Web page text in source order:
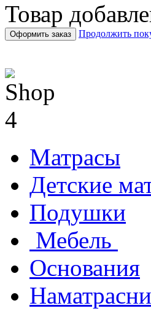
Товар
Оформить заказ Продолжить
Матрасы
Детские
Подушки
Мебель
Основания